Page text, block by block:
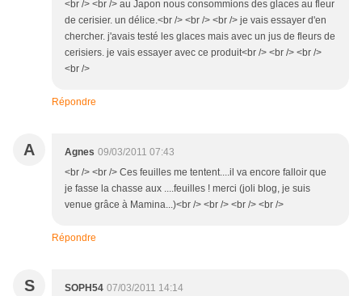
<br /> <br /> au Japon nous consommions des glaces au fleur
de cerisier. un délice.<br /> <br /> <br /> je vais essayer d'en
chercher. j'avais testé les glaces mais avec un jus de fleurs de
cerisiers. je vais essayer avec ce produit<br /> <br /> <br />
<br />
Répondre
A Agnes 09/03/2011 07:43
<br /> <br /> Ces feuilles me tentent....il va encore falloir que
je fasse la chasse aux ....feuilles ! merci (joli blog, je suis
venue grâce à Mamina...)<br /> <br /> <br /> <br />
Répondre
S SOPH54 07/03/2011 14:14